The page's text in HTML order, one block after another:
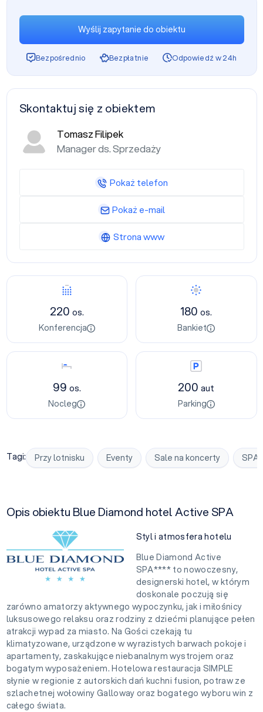
Konferencja
220 os.
Konferencja
Bankiet
180os.
Bankiet
Nocleg
99 os.
Nocleg
Parking
200aut
Parking
Tagi: Przy lotnisku Eventy Sale na koncerty SPA
Opis obiektu Blue Diamond hotel Active SPA
Styl i atmosfera hotelu
Blue Diamond Active
SPA**** to nowoczesny,
designerski hotel, w którym
doskonale poczują się
zarówno amatorzy aktywnego wypoczynku, jak i miłośnicy
luksusowego relaksu oraz rodziny z dziećmi planujące pełen
atrakcji wypad za miasto. Na Gości czekają tu
klimatyzowane, urządzone w wyrazistych barwach pokoje i
apartamenty, zaskakujące niebanalnym wystrojem oraz
bogatym wyposażeniem. Hotelowa restauracja SIMPLE
słynie w regionie z autorskich dań kuchni fusion, potraw ze
szlachetnej wołowiny Galloway oraz bogatego wyboru win z
całego świata.
Wyślij zapytanie do obiektu
Bezpośrednio Bezpłatnie Odpowiedź w 24h
Skontaktuj się z obiektem
Tomasz Filipek
Manager ds. Sprzedaży
Pokaż telefon
Pokaż e-mail
Strona www